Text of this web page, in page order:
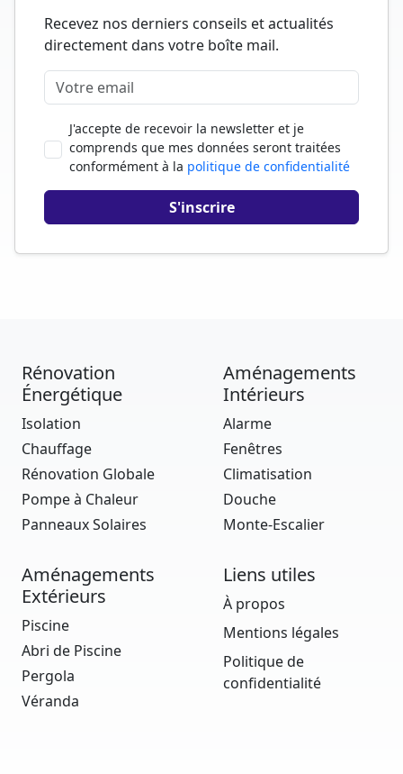
Recevez nos derniers conseils et actualités
directement dans votre boîte mail.
J'accepte de recevoir la newsletter et je
comprends que mes données seront traitées
conformément à la politique de confidentialité
Rénovation
Énergétique
Isolation
Chauffage
Rénovation Globale
Pompe à Chaleur
Panneaux Solaires
Aménagements
Intérieurs
Alarme
Fenêtres
Climatisation
Douche
Monte-Escalier
Aménagements
Extérieurs
Piscine
Abri de Piscine
Pergola
Véranda
Liens utiles
À propos
Mentions légales
Politique de
confidentialité